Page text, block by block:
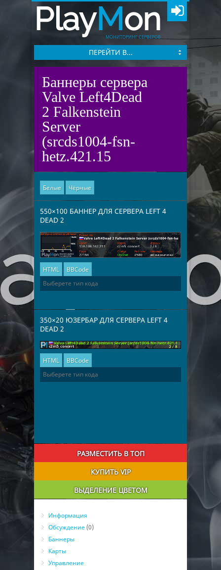
PlayMon
МОНИТОРИНГ СЕРВЕРОВ
ПЕРЕЙТИ В...
Баннеры сервера
Valve Left4Dead
2 Falkenstein
Server
(srcds1004-fsn-
hetz.421.15
Белые Чёрные
550×100 БАННЕР ДЛЯ СЕРВЕРА LEFT 4
DEAD 2
HTML BBCode
350×20 ЮЗЕРБАР ДЛЯ СЕРВЕРА LEFT 4
DEAD 2
HTML BBCode
РАЗМЕСТИТЬ В ТОП
КУПИТЬ VIP
ВЫДЕЛЕНИЕ ЦВЕТОМ
Информация
Обсуждение (0)
Баннеры
Карты
Управление